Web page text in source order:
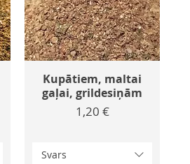
Kupātiem, maltai
gaļai, grildesiņām
Cena
1,20 €
Svars